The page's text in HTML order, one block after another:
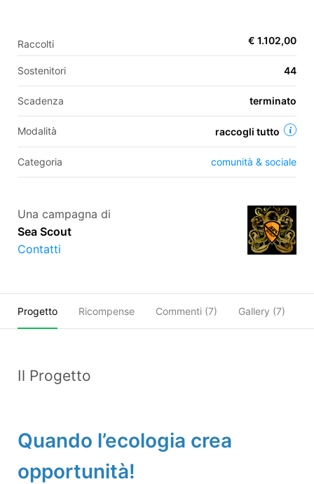
FR
Raccolti € 1.102,00
Sostenitori 44
Scadenza terminato
Modalità raccogli tutto
Categoria comunità & sociale
Una campagna di
Sea Scout
Contatti
Progetto Ricompense Commenti (7) Gallery (7)
Il Progetto
Quando l’ecologia crea
opportunità!